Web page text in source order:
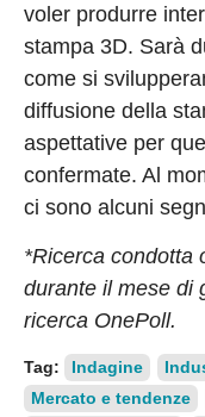
voler produrre
stampa 3D. Sarà
come si
diffusione della
aspettative per
confermate. Al
ci sono alcuni
*Ricerca condotta
durante il mese di
ricerca OnePoll.
Tag: Indagine
Mercato e tendenze